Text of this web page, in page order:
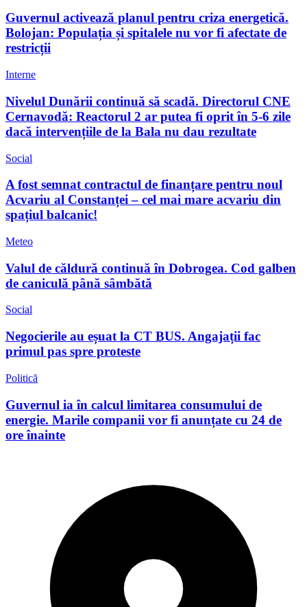
Guvernul activează planul pentru criza energetică.
Bolojan: Populația și spitalele nu vor fi afectate de
restricții
Interne
Nivelul Dunării continuă să scadă. Directorul CNE
Cernavodă: Reactorul 2 ar putea fi oprit în 5-6 zile
dacă intervențiile de la Bala nu dau rezultate
Social
A fost semnat contractul de finanțare pentru noul
Acvariu al Constanței – cel mai mare acvariu din
spațiul balcanic!
Meteo
Valul de căldură continuă în Dobrogea. Cod galben
de caniculă până sâmbătă
Social
Negocierile au eșuat la CT BUS. Angajații fac
primul pas spre proteste
Politică
Guvernul ia în calcul limitarea consumului de
energie. Marile companii vor fi anunțate cu 24 de
ore înainte